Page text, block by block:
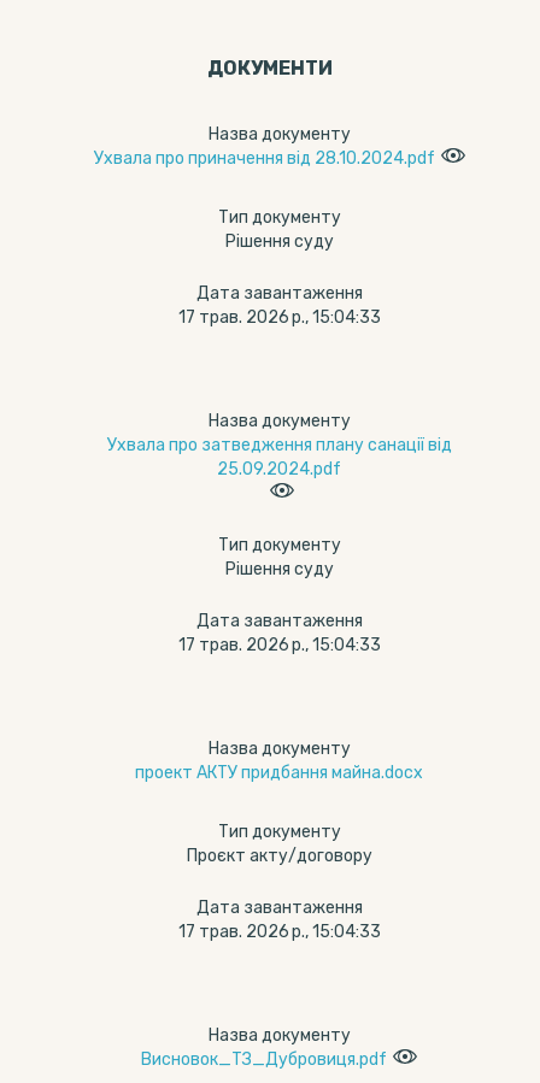
ДОКУМЕНТИ
Назва документу
Ухвала про приначення від 28.10.2024.pdf
Тип документу
Рішення суду
Дата завантаження
17 трав. 2026 р., 15:04:33
Назва документу
Ухвала про затведження плану санації від
25.09.2024.pdf
Тип документу
Рішення суду
Дата завантаження
17 трав. 2026 р., 15:04:33
Назва документу
проект АКТУ придбання майна.docx
Тип документу
Проєкт акту/договору
Дата завантаження
17 трав. 2026 р., 15:04:33
Назва документу
Висновок_ТЗ_Дубровиця.pdf